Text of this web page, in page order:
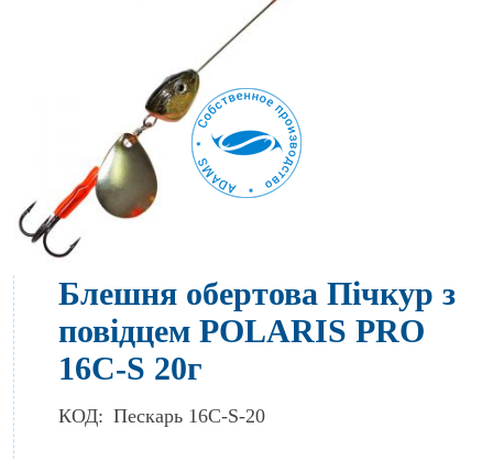
Блешня обертова Пічкур з
повідцем POLARIS PRO
16C-S 20г
КОД: Пескарь 16C-S-20